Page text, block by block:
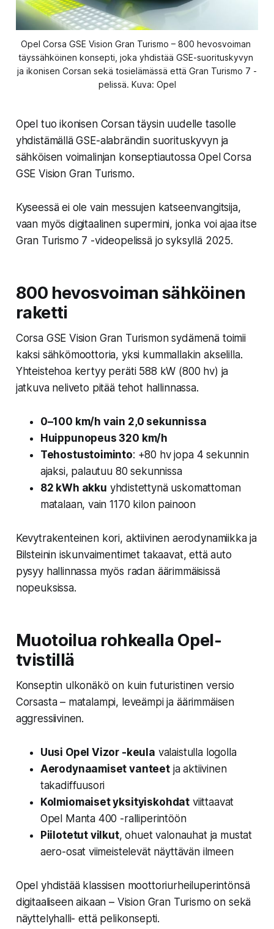
Opel Corsa GSE Vision Gran Turismo – 800 hevosvoiman
täyssähköinen konsepti, joka yhdistää GSE-suorituskyvyn
ja ikonisen Corsan sekä tosielämässä että Gran Turismo 7 -
pelissä. Kuva: Opel
Opel tuo ikonisen Corsan täysin uudelle tasolle
yhdistämällä GSE-alabrändin suorituskyvyn ja
sähköisen voimalinjan konseptiautossa Opel Corsa
GSE Vision Gran Turismo.
Kyseessä ei ole vain messujen katseenvangitsija,
vaan myös digitaalinen supermini, jonka voi ajaa itse
Gran Turismo 7 -videopelissä jo syksyllä 2025.
800 hevosvoiman sähköinen
raketti
Corsa GSE Vision Gran Turismon sydämenä toimii
kaksi sähkömoottoria, yksi kummallakin akselilla.
Yhteistehoa kertyy peräti 588 kW (800 hv) ja
jatkuva neliveto pitää tehot hallinnassa.
0–100 km/h vain 2,0 sekunnissa
Huippunopeus 320 km/h
Tehostustoiminto: +80 hv jopa 4 sekunnin
ajaksi, palautuu 80 sekunnissa
82 kWh akku yhdistettynä uskomattoman
matalaan, vain1170 kilon painoon
Kevytrakenteinen kori, aktiivinen aerodynamiikka ja
Bilsteinin iskunvaimentimet takaavat, että auto
pysyy hallinnassa myös radan äärimmäisissä
nopeuksissa.
Muotoilua rohkealla Opel-
tvistillä
Konseptin ulkonäkö on kuin futuristinen versio
Corsasta – matalampi, leveämpi ja äärimmäisen
aggressiivinen.
Uusi Opel Vizor -keula valaistulla logolla
Aerodynaamiset vanteetja aktiivinen
takadiffuusori
Kolmiomaiset yksityiskohdat viittaavat
Opel Manta 400 -ralliperintöön
Piilotetut vilkut, ohuet valonauhat ja mustat
aero-osat viimeistelevät näyttävän ilmeen
Opel yhdistää klassisen moottoriurheiluperintönsä
digitaaliseen aikaan – Vision Gran Turismo on sekä
näyttelyhalli- että pelikonsepti.